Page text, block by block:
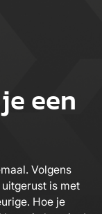
een
Volgens
is met
Hoe je